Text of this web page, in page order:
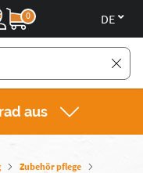
0
aus
Zubehör pflege